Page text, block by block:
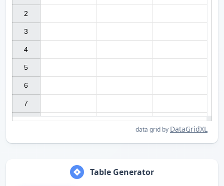
2
3
4
5
6
7
data grid by DataGridXL
Table Generator